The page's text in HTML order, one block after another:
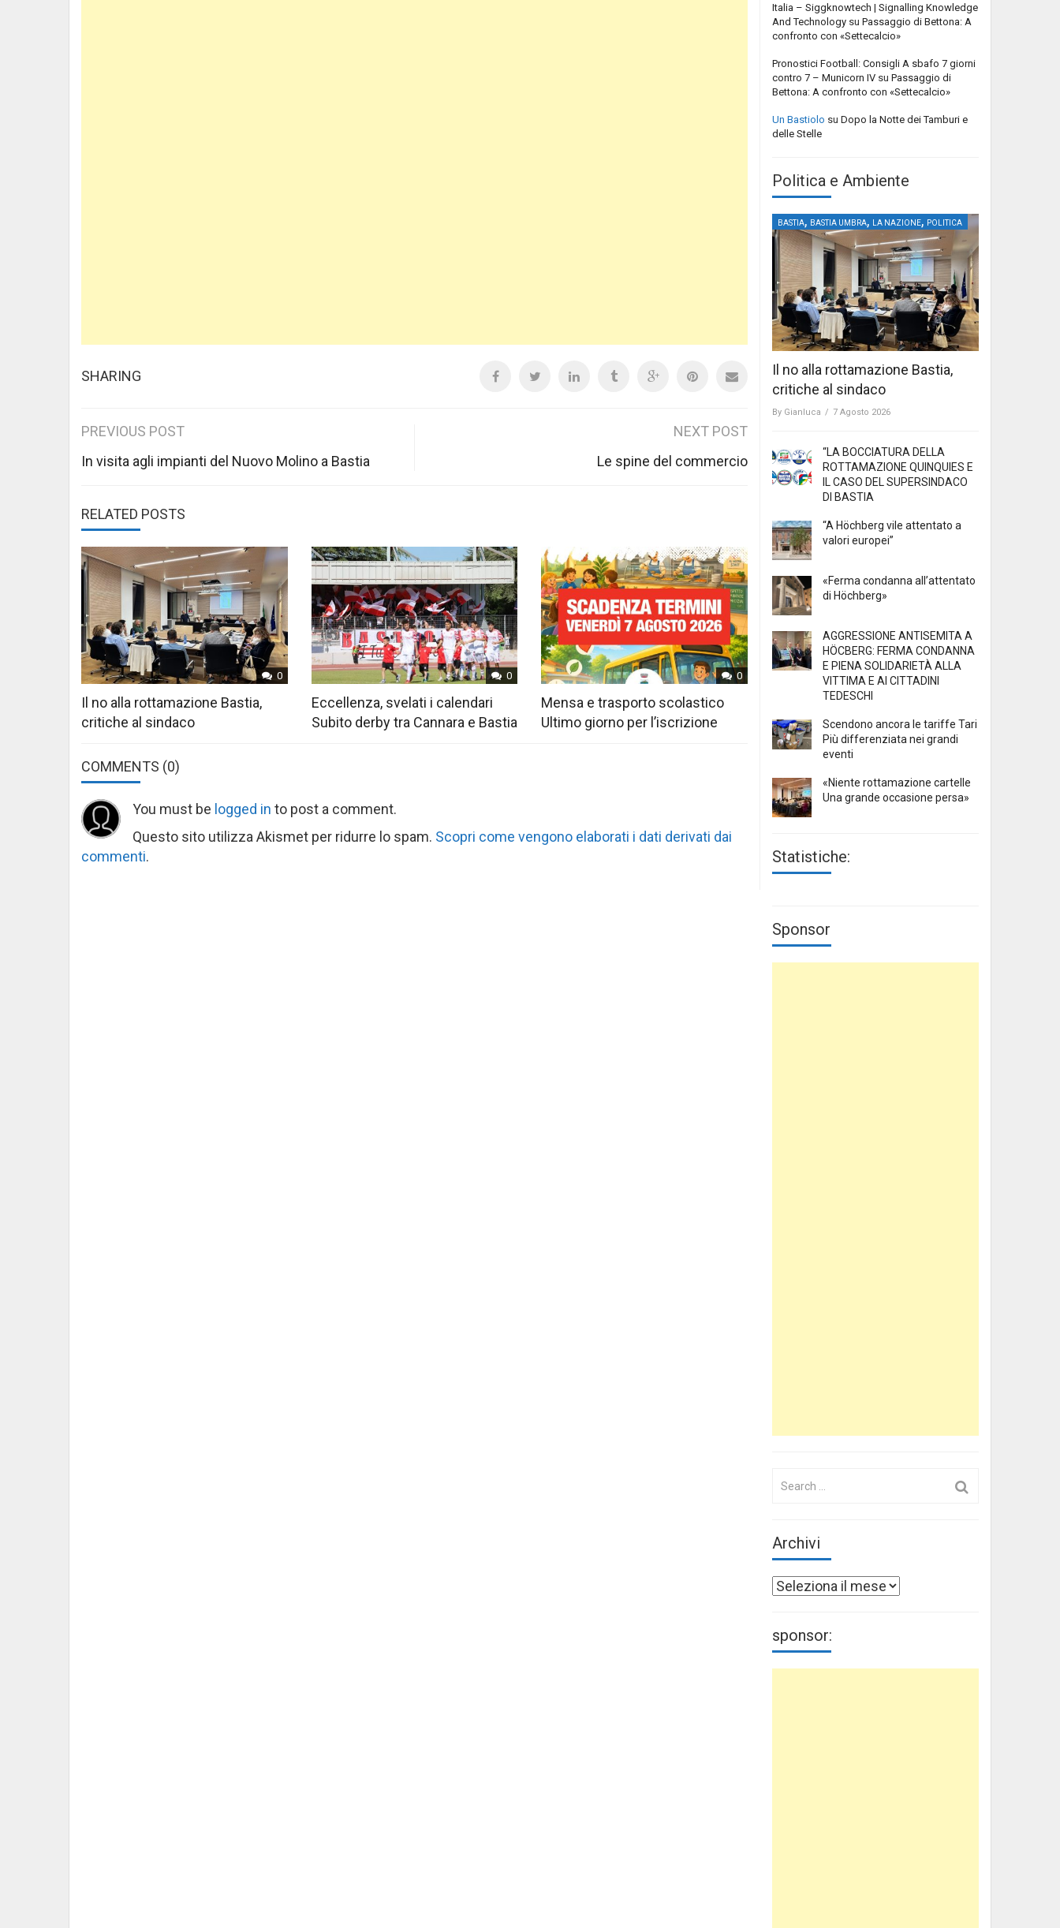
SHARING
Post
navigation
PREVIOUS POST
In visita agli impianti del Nuovo Molino a Bastia
NEXT POST
Le spine del commercio
RELATED POSTS
0
Il no alla rottamazione Bastia,
critiche al sindaco
0
Eccellenza, svelati i calendari
Subito derby tra Cannara e Bastia
0
Mensa e trasporto scolastico
Ultimo giorno per l’iscrizione
COMMENTS (0)
You must be logged in to post a comment.
Questo sito utilizza Akismet per ridurre lo spam. Scopri come vengono elaborati i dati derivati dai
commenti.
Italia – Siggknowtech | Signalling Knowledge
And Technology su Passaggio di Bettona: A
confronto con «Settecalcio»
Pronostici Football: Consigli A sbafo 7 giorni
contro 7 – Municorn IV su Passaggio di
Bettona: A confronto con «Settecalcio»
Un Bastiolo su Dopo la Notte dei Tamburi e
delle Stelle
Politica e Ambiente
BASTIA, BASTIA UMBRA, LA NAZIONE, POLITICA
Il no alla rottamazione Bastia,
critiche al sindaco
By Gianluca / 7 Agosto 2026
“LA BOCCIATURA DELLA
ROTTAMAZIONE QUINQUIES E
IL CASO DEL SUPERSINDACO
DI BASTIA
“A Höchberg vile attentato a
valori europei”
«Ferma condanna all’attentato
di Höchberg»
AGGRESSIONE ANTISEMITA A
HÖCBERG: FERMA CONDANNA
E PIENA SOLIDARIETÀ ALLA
VITTIMA E AI CITTADINI
TEDESCHI
Scendono ancora le tariffe Tari
Più differenziata nei grandi
eventi
«Niente rottamazione cartelle
Una grande occasione persa»
Statistiche:
Sponsor
Archivi
Archivi
sponsor: